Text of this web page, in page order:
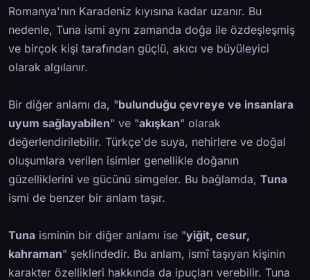
Romanya'nın Karadeniz kıyısına kadar uzanır. Bu
nedenle, Tuna ismi aynı zamanda doğa ile özdeşleşmiş
ve birçok kişi tarafından güçlü, akıcı ve büyüleyici
olarak algılanır.
Bir diğer anlamı da, "bulunduğu çevreye ve insanlara
uyum sağlayabilen" ve "akışkan" olarak
değerlendirilebilir. Türkçe'de suya, nehirlere ve doğal
oluşumlara verilen isimler genellikle doğanın
güzelliklerini ve gücünü simgeler. Bu bağlamda, Tuna
ismi de benzer bir anlam taşır.
Tuna isminin bir diğer anlamı ise "yiğit, cesur,
kahraman" şeklindedir. Bu anlam, ismî taşıyan kişinin
karakter özellikleri hakkında da ipuçları verebilir. Tuna